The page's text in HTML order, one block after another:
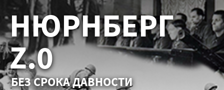
НЮРНБЕРГ
Z.0
БЕЗ СРОКА ДАВНОСТИ